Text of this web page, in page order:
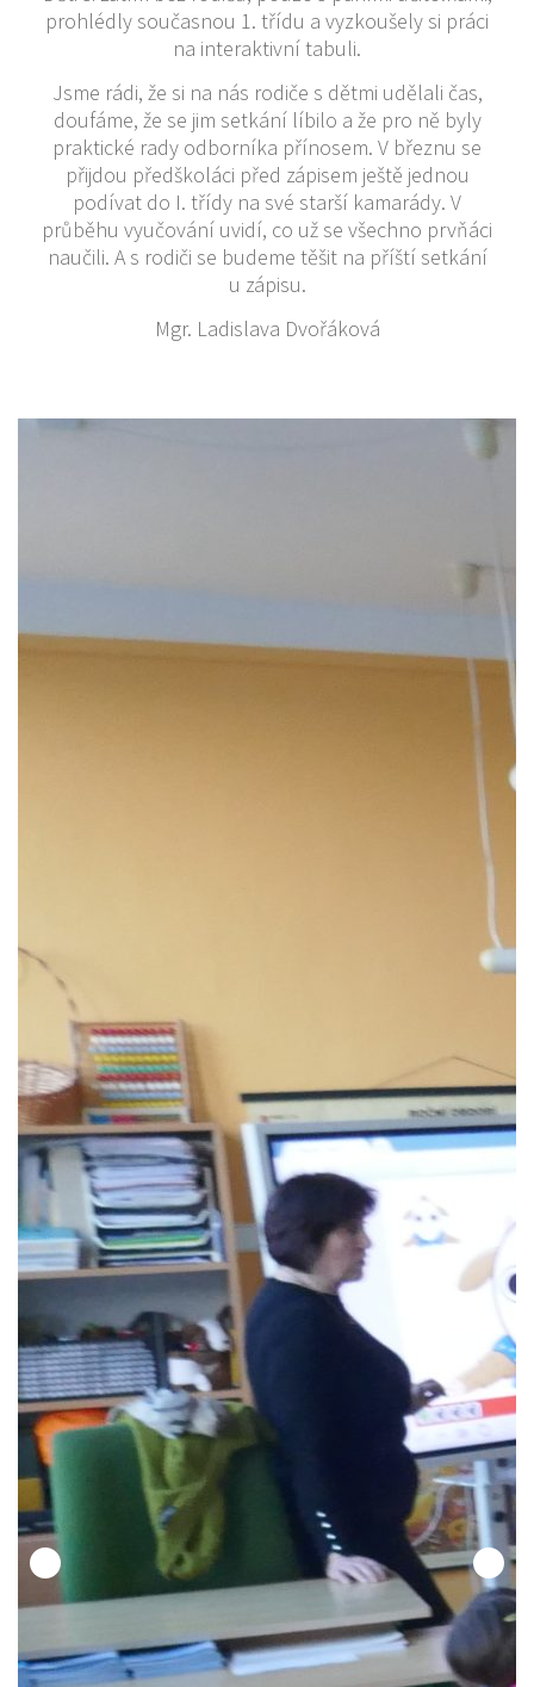
prohlédly současnou 1. třídu a vyzkoušely si práci
na interaktivní tabuli.
Jsme rádi, že si na nás rodiče s dětmi udělali čas,
doufáme, že se jim setkání líbilo a že pro ně byly
praktické rady odborníka přínosem. V březnu se
přijdou předškoláci před zápisem ještě jednou
podívat do I. třídy na své starší kamarády. V
průběhu vyučování uvidí, co už se všechno prvňáci
naučili. A s rodiči se budeme těšit na příští setkání
u zápisu.
Mgr. Ladislava Dvořáková